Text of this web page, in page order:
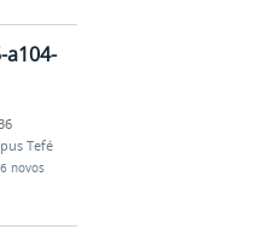
a104-
Tefé
novos